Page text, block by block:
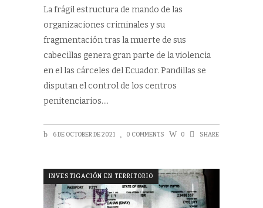
La frágil estructura de mando de las
organizaciones criminales y su
fragmentación tras la muerte de sus
cabecillas genera gran parte de la violencia
en el las cárceles del Ecuador. Pandillas se
disputan el control de los centros
penitenciarios.
6 DE OCTOBER DE 2021 0 COMMENTS 0 SHARE
INVESTIGACIÓN EN TERRITORIO